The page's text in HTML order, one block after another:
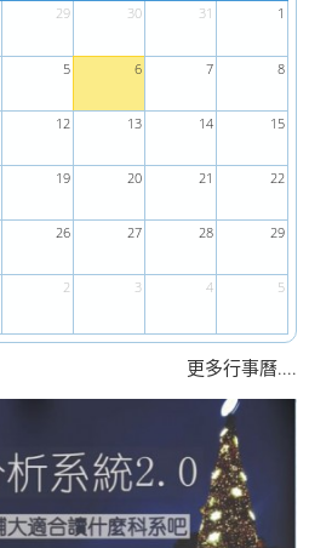
29 30 31 1
5 6 7 8
12 13 14 15
19 20 21 22
26 27 28 29
2 3 4 5
更多行事曆....